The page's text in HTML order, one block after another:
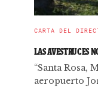
CARTA DEL
LAS AVESTRUCES
“Santa Rosa,
aeropuerto